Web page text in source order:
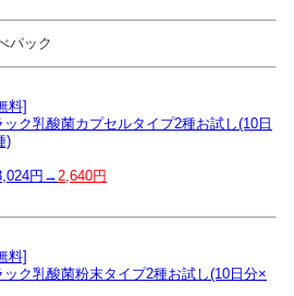
パック
料]
ック乳酸菌カプセルタイプ2種お試し(10日
)
円→2,640円
料]
ック乳酸菌粉末タイプ2種お試し(10日分×